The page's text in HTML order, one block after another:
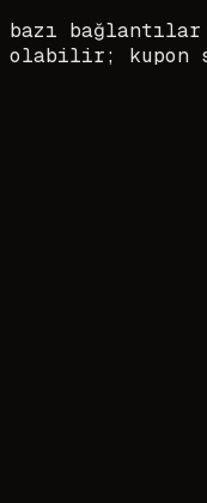
bazı
olabilir; kupon